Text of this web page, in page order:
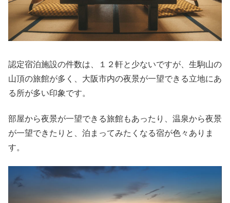
認定宿泊施設の件数は、１２軒と少ないですが、生駒山の
山頂の旅館が多く、大阪市内の夜景が一望できる立地にあ
る所が多い印象です。
部屋から夜景が一望できる旅館もあったり、温泉から夜景
が一望できたりと、泊まってみたくなる宿が色々ありま
す。